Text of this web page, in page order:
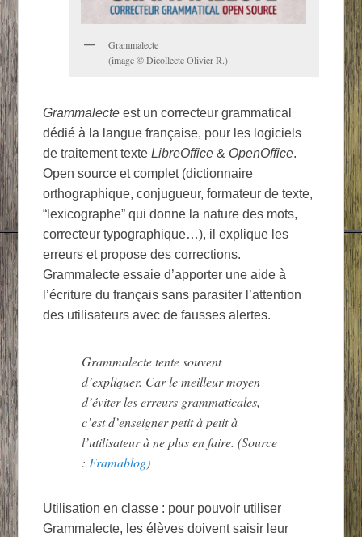
Grammalecte
(image © Dicollecte Olivier R.)
Grammalecte est un correcteur grammatical
dédié à la langue française, pour les logiciels
de traitement texteLibreOffice & OpenOffice.
Open source et complet (dictionnaire
orthographique, conjugueur, formateur de texte,
“lexicographe” qui donne la nature des mots,
correcteur typographique…), il explique les
erreurs et propose des corrections.
Grammalecte essaie d’apporter une aide à
l’écriture du français sans parasiter l’attention
des utilisateurs avec de fausses alertes.
Grammalecte tente souvent
d’expliquer. Car le meilleur moyen
d’éviter les erreurs grammaticales,
c’est d’enseigner petit à petit à
l’utilisateur à ne plus en faire. (Source
: Framablog)
Utilisation en classe : pour pouvoir utiliser
Grammalecte, les élèves doivent saisir leur